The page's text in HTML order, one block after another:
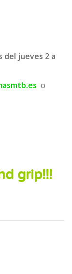
del jueves 2 a
o
grip!!!